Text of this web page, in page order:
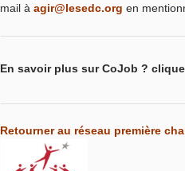
mail à agir@lesedc.org en
En savoir plus sur CoJob ?
Retourner au réseau première